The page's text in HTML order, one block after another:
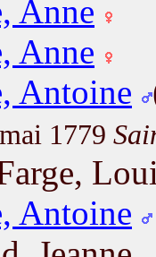
Anne
Anne
Antoine
1779
Antoine